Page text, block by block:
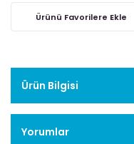
Ürün Bilgisi
Yorumlar